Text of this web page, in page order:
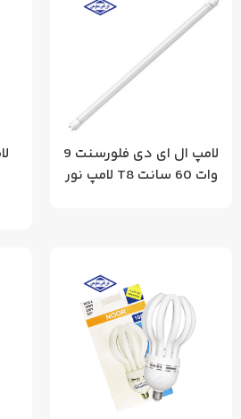
لامپ ال ای دی فلورسنت 9
وات 60 سانت T8 لامپ نور